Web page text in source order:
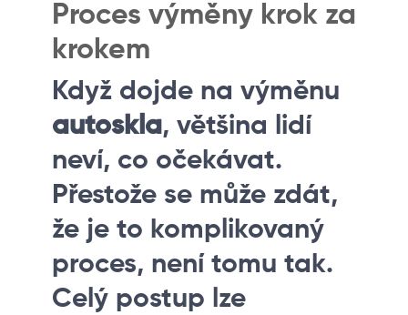
Proces výměny krok za
krokem
Když dojde na výměnu
autoskla, většina lidí
neví, co očekávat.
Přestože se může zdát,
že je to komplikovaný
proces, není tomu tak.
Celý postup lze